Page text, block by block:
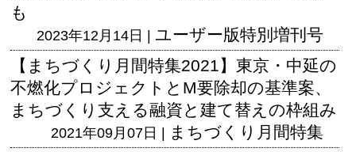
も
2023年12月14日 | ユーザー版特別増刊号
【まちづくり月間特集2021】東京・中延の
不燃化プロジェクトとM要除却の基準案、
まちづくり支える融資と建て替えの枠組み
2021年09月07日 | まちづくり月間特集